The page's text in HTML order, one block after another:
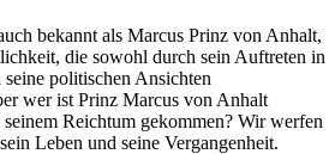
bekannt als Marcus Prinz von Anhalt,
die sowohl durch sein Auftreten in
politischen Ansichten
wer ist Prinz Marcus von Anhalt
Reichtum gekommen? Wir werfen
Leben und seine Vergangenheit.